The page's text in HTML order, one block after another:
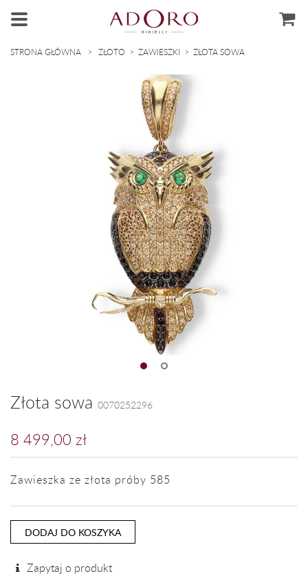
STRONA GŁÓWNA > ZŁOTO > ZAWIESZKI > ZŁOTA SOWA
Złota sowa 0070252296
8 499,00 zł
Zawieszka ze złota próby 585
DODAJ DO KOSZYKA
Zapytaj o produkt